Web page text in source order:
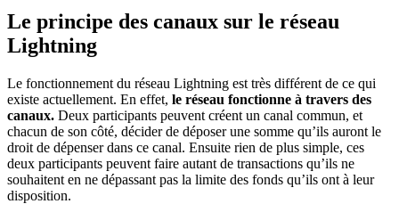
Le principe des canaux sur le réseau
Lightning
Le fonctionnement du réseau Lightning est très différent de ce qui
existe actuellement. En effet, le réseau fonctionne à travers des
canaux. Deux participants peuvent créent un canal commun, et
chacun de son côté, décider de déposer une somme qu’ils auront le
droit de dépenser dans ce canal. Ensuite rien de plus simple, ces
deux participants peuvent faire autant de transactions qu’ils ne
souhaitent en ne dépassant pas la limite des fonds qu’ils ont à leur
disposition.